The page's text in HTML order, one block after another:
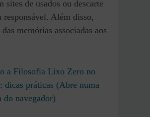
sites de usados ou descarte
responsável. Além disso,
memórias associadas aos
a Filosofia Lixo Zero no
dicas práticas (Abre numa
do navegador)